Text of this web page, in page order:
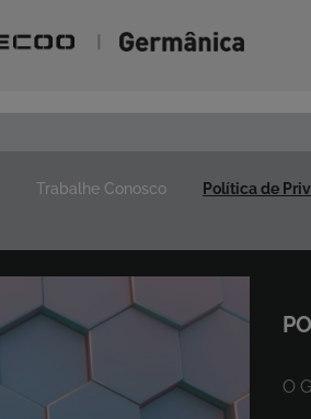
Trabalhe Conosco Política de
O